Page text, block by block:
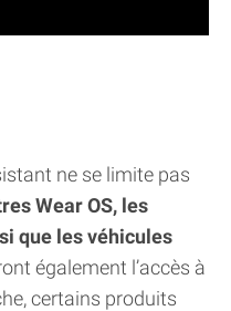
ne se limite pas
Wear OS, les
que les véhicules
également l’accès à
certains produits